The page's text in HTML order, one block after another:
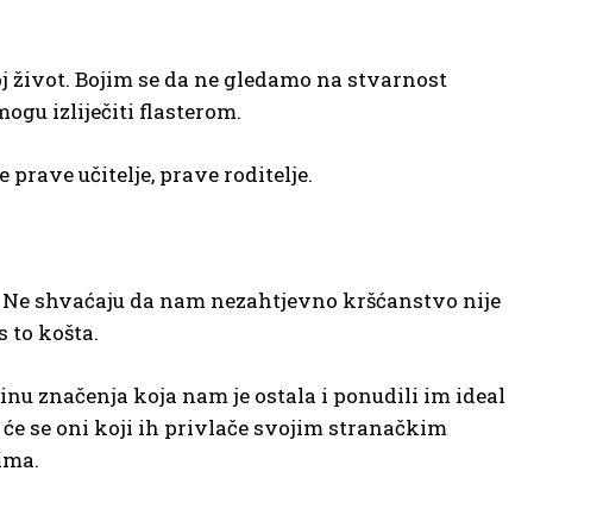
Bojim se da ne gledamo na stvarnost
izliječiti flasterom.
učitelje, prave roditelje.
shvaćaju da nam nezahtjevno kršćanstvo nije
to košta.
značenja koja nam je ostala i ponudili im ideal
se oni koji ih privlače svojim stranačkim